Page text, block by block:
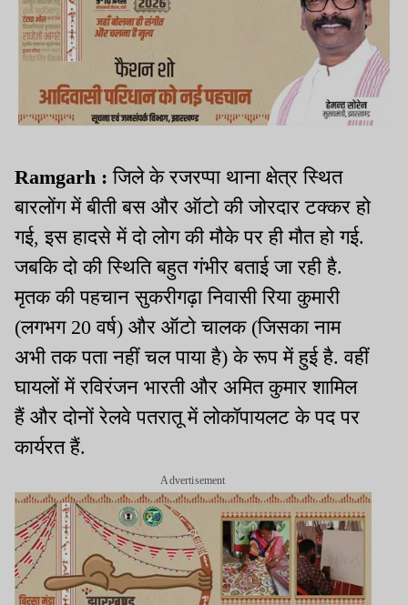
Ramgarh :जिले के रजरप्पा थाना क्षेत्र स्थित
बारलोंग में बीती बस और ऑटो की जोरदार टक्कर हो
गई, इस हादसे में दो लोग की मौके पर ही मौत हो गई.
जबकि दो की स्थिति बहुत गंभीर बताई जा रही है.
मृतक की पहचान सुकरीगढ़ा निवासी रिया कुमारी
(लगभग 20 वर्ष) और ऑटो चालक (जिसका नाम
अभी तक पता नहीं चल पाया है) के रूप में हुई है. वहीं
घायलों में रविरंजन भारती और अमित कुमार शामिल
हैं और दोनों रेलवे पतरातू में लोकॉपायलट के पद पर
कार्यरत हैं.
Advertisement